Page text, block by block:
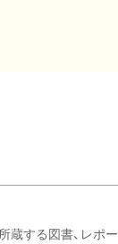
蔵する図書、レポー